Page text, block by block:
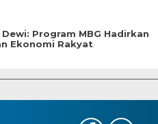
Program MBG Hadirkan
Ekonomi Rakyat
Miliar | Program Makan Bergizi